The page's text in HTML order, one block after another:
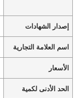
إصدار الشهادات
اسم العلامة التجارية
الأسعار
الحد الأدنى لكمية